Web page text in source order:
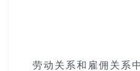
劳动关系和雇佣关系